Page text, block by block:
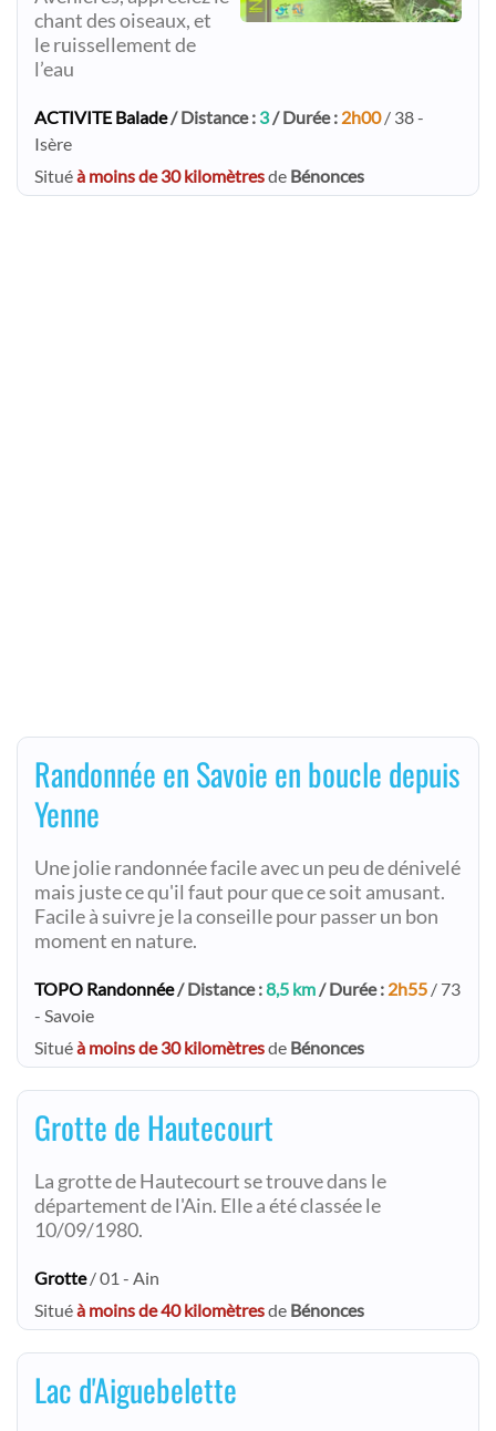
chant des oiseaux, et
le ruissellement de
l’eau
ACTIVITE Balade/ Distance : 3/ Durée : 2h00/ 38 -
Isère
Situéà moins de 30 kilomètresde Bénonces
Randonnée en Savoie en boucle depuis
Yenne
Une jolie randonnée facile avec un peu de dénivelé
mais juste ce qu'il faut pour que ce soit amusant.
Facile à suivre je la conseille pour passer un bon
moment en nature.
TOPO Randonnée/ Distance :8,5 km/ Durée : 2h55 / 73
- Savoie
Situéà moins de 30 kilomètresde Bénonces
Grotte de Hautecourt
La grotte de Hautecourt se trouve dans le
département de l'Ain. Elle a été classée le
10/09/1980.
Grotte/ 01 - Ain
Situéà moins de 40 kilomètresde Bénonces
Lac d'Aiguebelette